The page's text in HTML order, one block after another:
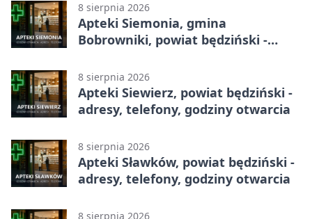
8 sierpnia 2026
Apteki Siemonia, gmina
Bobrowniki, powiat będziński -
8 sierpnia 2026
Apteki Siewierz, powiat będziński -
adresy, telefony, godziny otwarcia
8 sierpnia 2026
Apteki Sławków, powiat będziński -
adresy, telefony, godziny otwarcia
8 sierpnia 2026